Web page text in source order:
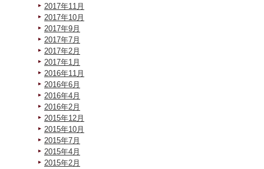
2017年11月
2017年10月
2017年9月
2017年7月
2017年2月
2017年1月
2016年11月
2016年6月
2016年4月
2016年2月
2015年12月
2015年10月
2015年7月
2015年4月
2015年2月